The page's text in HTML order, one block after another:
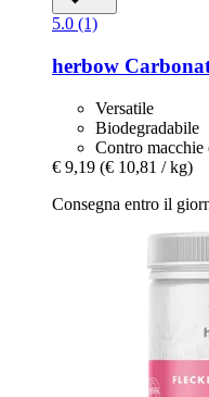
5.0 (1)
herbow
Versatile
Biodegradabile
Contro macchie
€ 9,19 (€ 10,81 / kg)
Consegna entro il